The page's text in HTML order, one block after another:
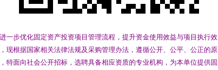
一步优化固定资产投资项目管理流程，提升资金使用效益与项目执行效
现根据国家相关法律法规及采购管理办法，遵循公开、公平、公正的原
特面向社会公开招标，选聘具备相应资质的专业机构，为本单位提供